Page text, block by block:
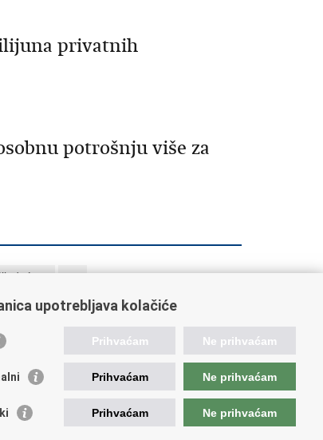
privatnih
potrošnju više za
» »»
sustav Republike
službene statistike RH
upotrebljava kolačiće
Prihvaćam Ne prihvaćam
Prihvaćam Ne prihvaćam
Prihvaćam Ne prihvaćam